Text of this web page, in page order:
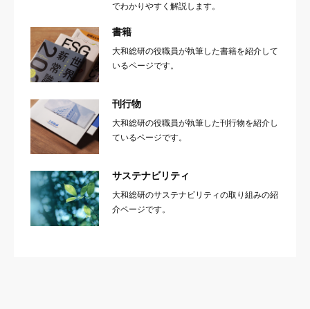
でわかりやすく解説します。
書籍
大和総研の役職員が執筆した書籍を紹介して
いるページです。
刊行物
大和総研の役職員が執筆した刊行物を紹介し
ているページです。
サステナビリティ
大和総研のサステナビリティの取り組みの紹
介ページです。